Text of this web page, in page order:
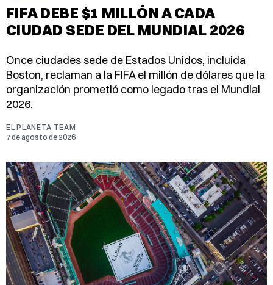
FIFA DEBE $1 MILLÓN A CADA
CIUDAD SEDE DEL MUNDIAL 2026
Once ciudades sede de Estados Unidos, incluida
Boston, reclaman a la FIFA el millón de dólares que la
organización prometió como legado tras el Mundial
2026.
EL PLANETA TEAM
7 de agosto de 2026